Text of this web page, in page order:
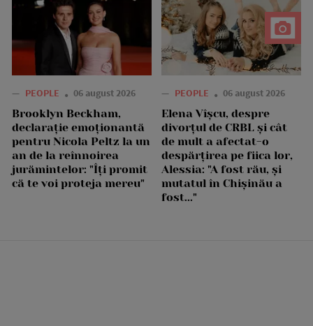
— PEOPLE 06 august 2026
Brooklyn Beckham,
declarație emoționantă
pentru Nicola Peltz la un
an de la reînnoirea
jurămintelor: "Îți promit
că te voi proteja mereu"
— PEOPLE 06 august 2026
Elena Vîșcu, despre
divorțul de CRBL și cât
de mult a afectat-o
despărțirea pe fiica lor,
Alessia: "A fost rău, și
mutatul în Chișinău a
fost..."